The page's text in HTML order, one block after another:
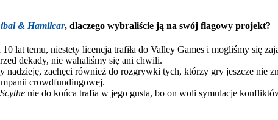
& Hamilcar, dlaczego wybraliście ją na swój flagowy projekt?
10 lat temu, niestety licencja trafiła do Valley Games i mogliśmy się
dekady, nie wahaliśmy się ani chwili.
zachęci również do rozgrywki tych, którzy gry jeszcze nie
crowdfundingowej.
Scythe nie do końca trafia w jego gusta, bo on woli symulacje